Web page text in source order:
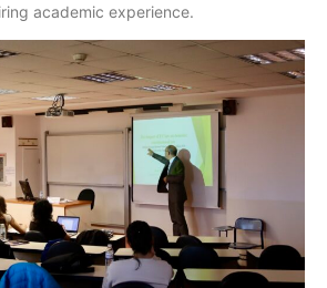
academic experience.